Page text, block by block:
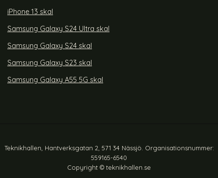
iPhone 13 skal
Samsung Galaxy S24 Ultra skal
Samsung Galaxy S24 skal
Samsung Galaxy S23 skal
Samsung Galaxy A55 5G skal
Teknikhallen, Hantverksgatan 2, 571 34 Nässjö. Organisationsnummer:
559165-6540
Copyright © teknikhallen.se